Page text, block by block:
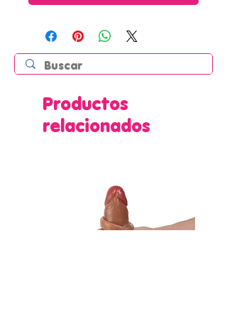
Productos
relacionados